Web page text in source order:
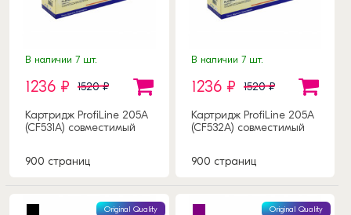
В наличии 7 шт.
1236 ₽ 1520 ₽
Картридж ProfiLine 205A
(CF531A) совместимый
900 страниц
В наличии 7 шт.
1236 ₽ 1520 ₽
Картридж ProfiLine 205A
(CF532A) совместимый
900 страниц
Original Quality Original Quality